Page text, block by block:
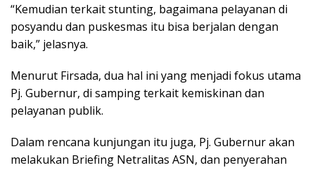
“Kemudian terkait stunting, bagaimana pelayanan di
posyandu dan puskesmas itu bisa berjalan dengan
baik,” jelasnya.
Menurut Firsada, dua hal ini yang menjadi fokus utama
Pj. Gubernur, di samping terkait kemiskinan dan
pelayanan publik.
Dalam rencana kunjungan itu juga, Pj. Gubernur akan
melakukan Briefing Netralitas ASN, dan penyerahan